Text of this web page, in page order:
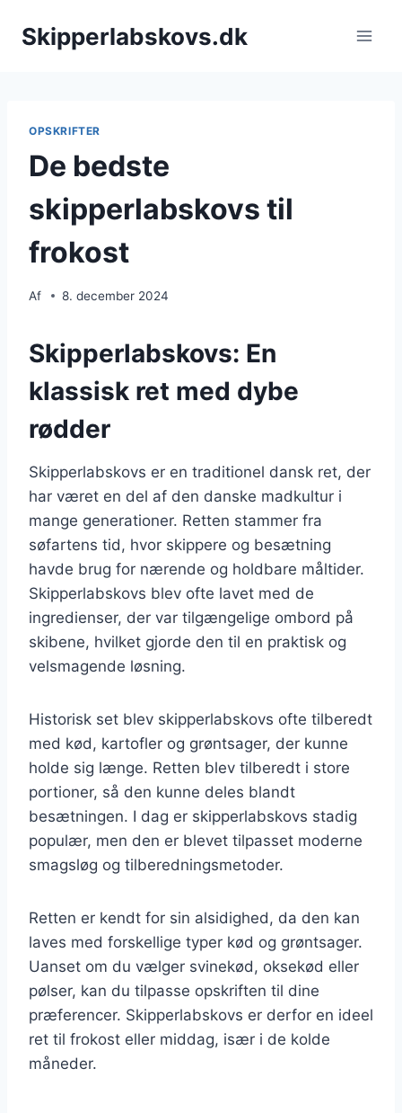
Skipperlabskovs.dk
OPSKRIFTER
De bedste
skipperlabskovs til
frokost
Af 8. december 2024
Skipperlabskovs: En
klassisk ret med dybe
rødder
Skipperlabskovs er en traditionel dansk ret, der
har været en del af den danske madkultur i
mange generationer. Retten stammer fra
søfartens tid, hvor skippere og besætning
havde brug for nærende og holdbare måltider.
Skipperlabskovs blev ofte lavet med de
ingredienser, der var tilgængelige ombord på
skibene, hvilket gjorde den til en praktisk og
velsmagende løsning.
Historisk set blev skipperlabskovs ofte tilberedt
med kød, kartofler og grøntsager, der kunne
holde sig længe. Retten blev tilberedt i store
portioner, så den kunne deles blandt
besætningen. I dag er skipperlabskovs stadig
populær, men den er blevet tilpasset moderne
smagsløg og tilberedningsmetoder.
Retten er kendt for sin alsidighed, da den kan
laves med forskellige typer kød og grøntsager.
Uanset om du vælger svinekød, oksekød eller
pølser, kan du tilpasse opskriften til dine
præferencer. Skipperlabskovs er derfor en ideel
ret til frokost eller middag, især i de kolde
måneder.